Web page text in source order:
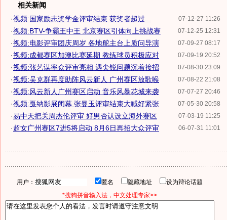
相关新闻
07-12-27 11:26
·视频:国家励志奖学金评审结束 获奖者超过...
07-12-25 12:31
·视频:BTV-争霸王中王 北京赛区引体向上挑战赛
07-09-27 08:17
·视频:电影评审团庆周岁 各地舵主台上质问导演
07-09-19 20:52
·视频:成都赛区加澳比赛延期 教练球员积极应对
07-08-30 23:09
·视频:张艺谋率众评审亮相 遇尖锐问题沉着接招
07-08-22 21:08
·视频:吴克群再度助阵风云新人 广州赛区放歌喉
07-07-27 20:46
·视频:风云新人广州赛区启动 音乐风暴花城来袭
07-05-30 20:58
·视频:戛纳影展闭幕 张曼玉评审结束大喊好紧张
07-03-19 11:25
·易中天把关周杰伦评审 好男否认设立海外赛区
06-07-31 11:01
·超女广州赛区7进5将启动 8月6日再招大众评审
用户： 匿名 隐藏地址
设为辩论话题
*搜狗拼音输入法，中文处理专家>>